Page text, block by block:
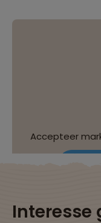
Accepteer
Interesse